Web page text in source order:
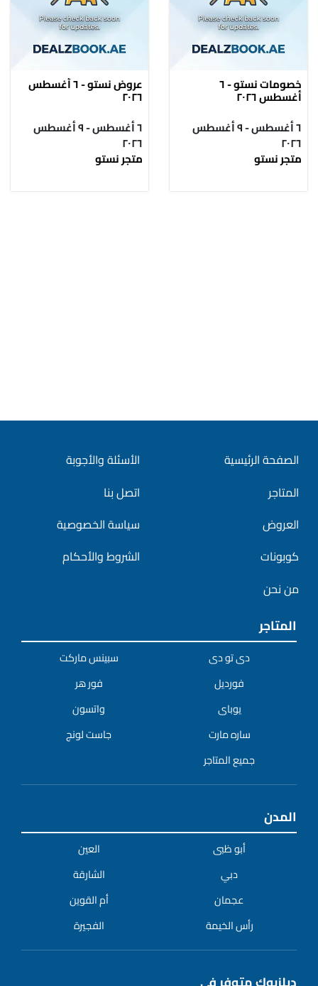
خصومات نستو - ٦
أغسطس ٢٠٢٦
٦ أغسطس - ٩ أغسطس
٢٠٢٦
متجر نستو
عروض نستو - ٦ أغسطس
٢٠٢٦
٦ أغسطس - ٩ أغسطس
٢٠٢٦
متجر نستو
الصفحة الرئيسية
المتاجر
العروض
كوبونات
من نحن
الأسئلة والأجوبة
اتصل بنا
سياسة الخصوصية
الشروط والأحكام
المتاجر
دى تو دى
سبينس ماركت
فورديل
فور هر
يوباى
واتسون
ساره مارت
جاست لونج
جميع المتاجر
المدن
أبو ظبى
العين
دبي
الشارقة
عجمان
أم القوين
رأس الخيمة
الفجيرة